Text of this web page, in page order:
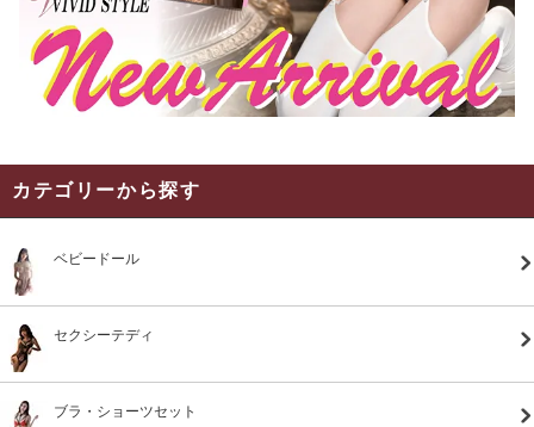
カテゴリーから探す
ベビードール
セクシーテディ
ブラ・ショーツセット